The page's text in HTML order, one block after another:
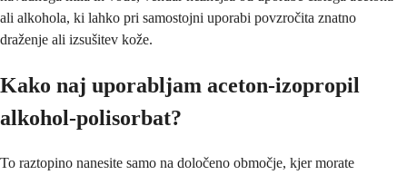
ali alkohola, ki lahko pri samostojni uporabi povzročita znatno
draženje ali izsušitev kože.
Kako naj uporabljam aceton-izopropil
alkohol-polisorbat?
To raztopino nanesite samo na določeno območje, kjer morate